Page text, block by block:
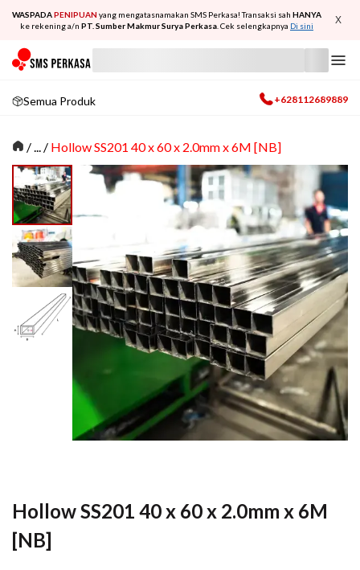
WASPADAPENIPUAN yang mengatasnamakan SMS Perkasa! Transaksi sah HANYA
ke rekening a/n PT. Sumber Makmur Surya Perkasa . Cek selengkapnya Di sini X
Semua Produk +628112689889
/... / Hollow SS201 40 x 60 x 2.0mm x 6M [NB]
Hollow SS201 40 x 60 x 2.0mm x 6M
[NB]